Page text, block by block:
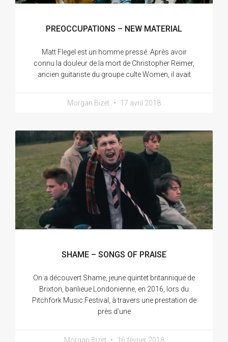
PREOCCUPATIONS – NEW MATERIAL
Matt Flegel est un homme pressé. Après avoir
connu la douleur de la mort de Christopher Reimer,
ancien guitariste du groupe culte Women, il avait
Morgan Bizet 17 avril 2018
SHAME – SONGS OF PRAISE
On a découvert Shame, jeune quintet britannique de
Brixton, banlieue Londonienne, en 2016, lors du
Pitchfork Music Festival, à travers une prestation de
près d’une
Morgan Bizet 16 février 2018